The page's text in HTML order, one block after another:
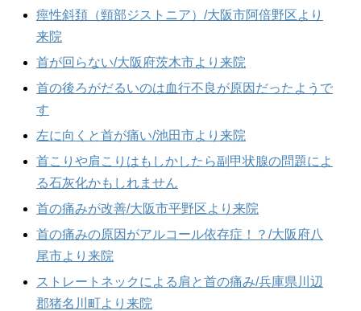
痙性斜頚（頸部ジストニア）/大阪市阿倍野区より
来院
首が回らない/大阪府茨木市より来院
首の後ろがだるいのは血行不良が原因だったようで
す
左に向くと首が痛い/池田市より来院
首こりや肩こりはもしかしたら副甲状腺の問題によ
る石灰化かもしれません
首の痛みが改善/大阪市平野区より来院
首の痛みの原因がアルコール依存症！？/大阪府八
尾市より来院
ストレートネックによる肩と首の痛み/兵庫県川辺
郡猪名川町より来院